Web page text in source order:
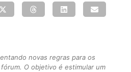
novas regras para os
O objetivo é estimular um